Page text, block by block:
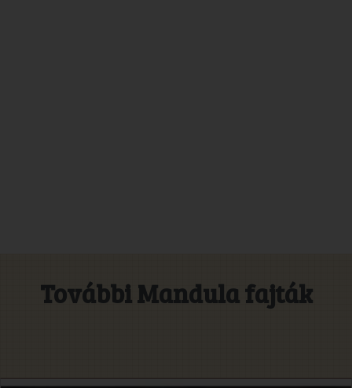
További Mandula fajták